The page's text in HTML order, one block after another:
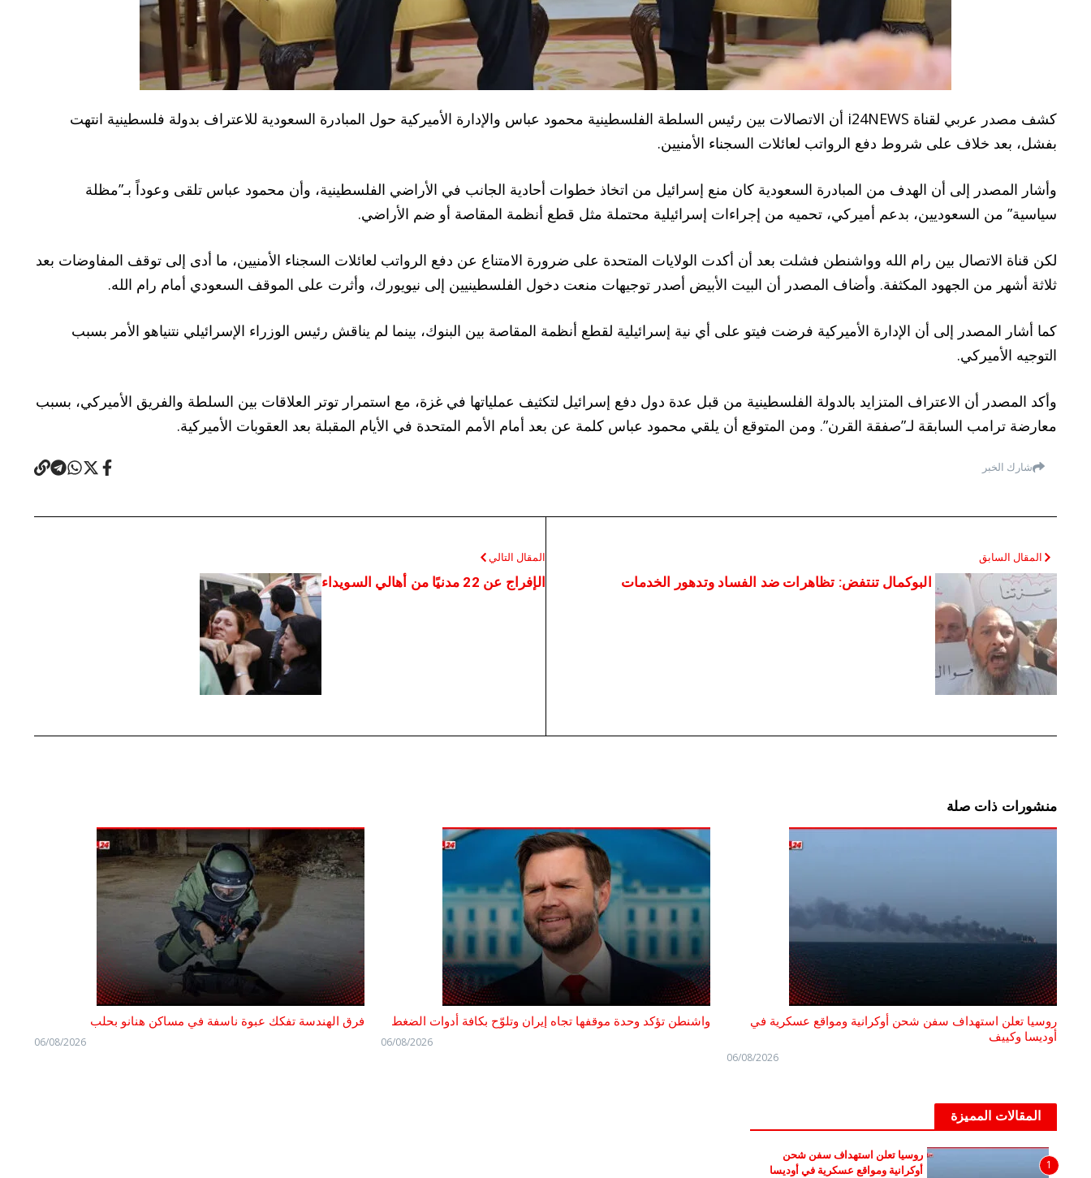
كشف مصدر عربي لقناة i24NEWS أن الاتصالات بين رئيس السلطة الفلسطينية محمود عباس والإدارة الأميركية حول المبادرة السعودية للاعتراف بدولة فلسطينية انتهت
بفشل، بعد خلاف على شروط دفع الرواتب لعائلات السجناء الأمنيين.
وأشار المصدر إلى أن الهدف من المبادرة السعودية كان منع إسرائيل من اتخاذ خطوات أحادية الجانب في الأراضي الفلسطينية، وأن محمود عباس تلقى وعوداً بـ”مظلة
سياسية” من السعوديين، بدعم أميركي، تحميه من إجراءات إسرائيلية محتملة مثل قطع أنظمة المقاصة أو ضم الأراضي.
لكن قناة الاتصال بين رام الله وواشنطن فشلت بعد أن أكدت الولايات المتحدة على ضرورة الامتناع عن دفع الرواتب لعائلات السجناء الأمنيين، ما أدى إلى توقف المفاوضات بعد
ثلاثة أشهر من الجهود المكثفة. وأضاف المصدر أن البيت الأبيض أصدر توجيهات منعت دخول الفلسطينيين إلى نيويورك، وأثرت على الموقف السعودي أمام رام الله.
كما أشار المصدر إلى أن الإدارة الأميركية فرضت فيتو على أي نية إسرائيلية لقطع أنظمة المقاصة بين البنوك، بينما لم يناقش رئيس الوزراء الإسرائيلي نتنياهو الأمر بسبب
التوجيه الأميركي.
وأكد المصدر أن الاعتراف المتزايد بالدولة الفلسطينية من قبل عدة دول دفع إسرائيل لتكثيف عملياتها في غزة، مع استمرار توتر العلاقات بين السلطة والفريق الأميركي، بسبب
معارضة ترامب السابقة لـ”صفقة القرن”. ومن المتوقع أن يلقي محمود عباس كلمة عن بعد أمام الأمم المتحدة في الأيام المقبلة بعد العقوبات الأميركية.
شارك الخبر
المقال السابق
البوكمال تنتفض: تظاهرات ضد الفساد وتدهور الخدمات
المقال التالي
الإفراج عن 22 مدنيًا من أهالي السويداء
منشورات ذات صلة
روسيا تعلن استهداف سفن شحن أوكرانية ومواقع عسكرية في
أوديسا وكييف
06/08/2026
واشنطن تؤكد وحدة موقفها تجاه إيران وتلوّح بكافة أدوات الضغط
06/08/2026
فرق الهندسة تفكك عبوة ناسفة في مساكن هنانو بحلب
06/08/2026
المقالات المميزة
1
روسيا تعلن استهداف سفن شحن
أوكرانية ومواقع عسكرية في أوديسا